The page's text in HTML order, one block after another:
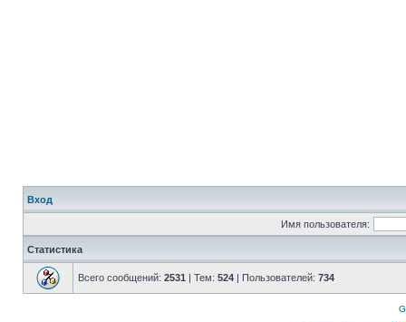
Вход
Имя пользователя:
Статистика
Всего сообщений: 2531 | Тем: 524 | Пользователей: 734